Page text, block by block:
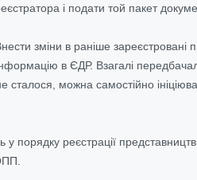
і подати той пакет
зміни в раніше
в ЄДР. Взагалі
можна самостійно
реєстрації